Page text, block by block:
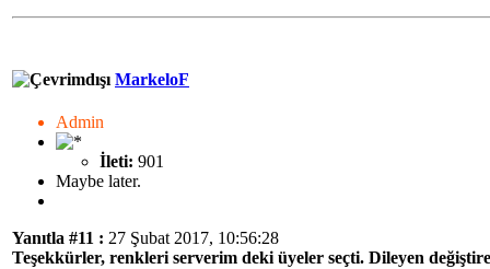
MarkeloF
Admin
İleti: 901
Maybe later.
Yanıtla #11 : 27 Şubat 2017, 10:56:28
Teşekkürler, renkleri serverim deki üyeler seçti. Dileyen